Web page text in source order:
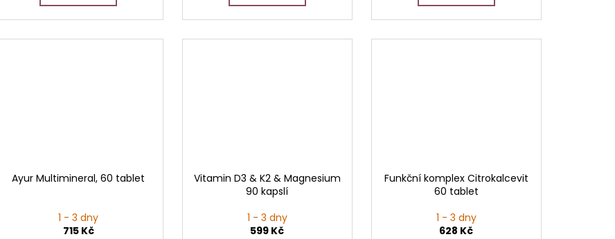
Ayur Multimineral, 60 tablet
1 - 3 dny
715 Kč
Vitamin D3 & K2 & Magnesium
90 kapslí
1 - 3 dny
599 Kč
Funkční komplex Citrokalcevit
60 tablet
1 - 3 dny
628 Kč